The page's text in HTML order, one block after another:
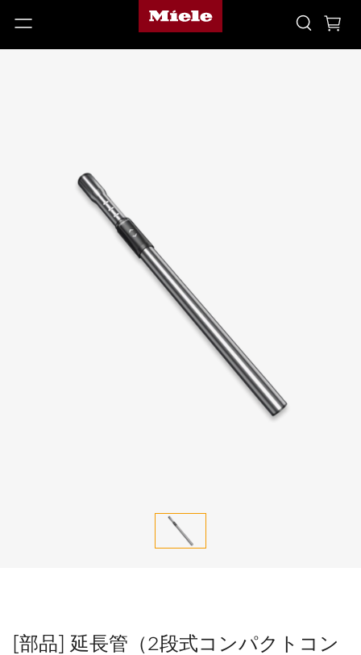
[部品] 延長管（2段式コンパクトコン